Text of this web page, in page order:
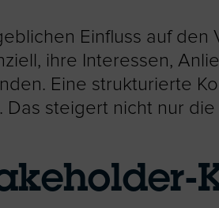
Einfluss auf
ihre Interessen,
Eine strukturierte
steigert nicht nur